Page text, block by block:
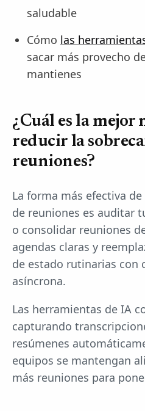
saludable
Cómo las
sacar más provecho
mantienes
¿Cuál es la mejor
reducir la
reuniones?
La forma más efectiva
de reuniones es auditar
o consolidar reuniones
agendas claras y
de estado rutinarias con
asíncrona.
Las herramientas de IA
capturando
resúmenes
equipos se mantengan
más reuniones para